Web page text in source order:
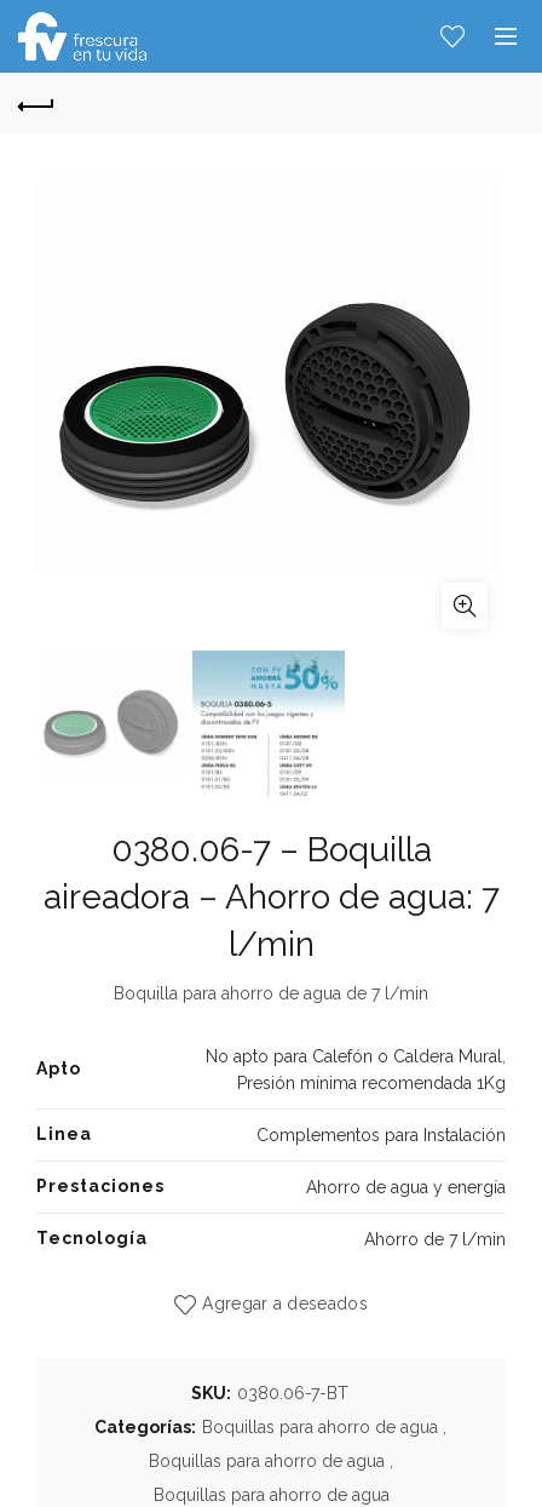
0380.06-7 – Boquilla
aireadora – Ahorro de agua: 7
l/min
Boquilla para ahorro de agua de 7 l/min
Apto
No apto para Calefón o Caldera Mural,
Presión mínima recomendada 1Kg
Linea Complementos para Instalación
Prestaciones Ahorro de agua y energía
Tecnología Ahorro de 7 l/min
Agregar a deseados
SKU: 0380.06-7-BT
Categorías: Boquillas para ahorro de agua ,
Boquillas para ahorro de agua ,
Boquillas para ahorro de agua
Solo tenes que decirme: Hola